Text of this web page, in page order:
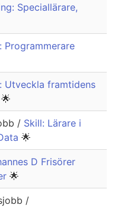
Speciallärare,
Programmerare
Utveckla framtidens
🌟
/ Skill: Lärare i
🌟
D Frisörer
🌟
/